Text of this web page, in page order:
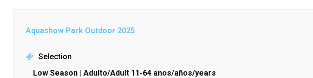
Aquashow Park Outdoor 2025
Selection
Low Season | Adulto/Adult 11-64 anos/años/years